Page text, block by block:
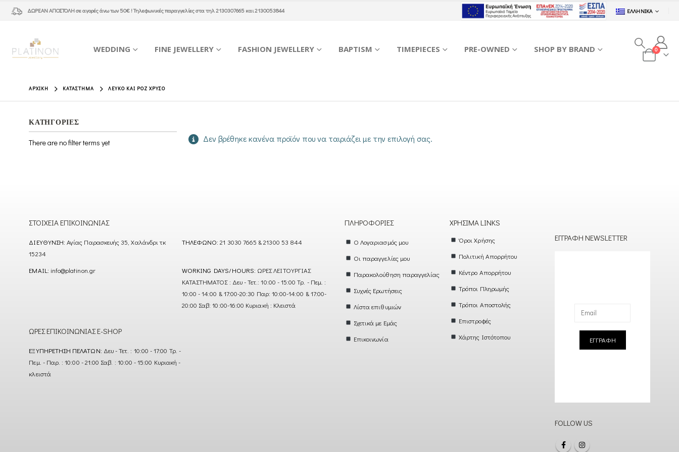
ΔΩΡΕΑΝ ΑΠΟΣΤΟΛΗσε αγορές άνω των 50€ ! Τηλεφωνικές παραγγελίες στα τηλ2130307665 και2130053844 ΕΛΛΗΝΙΚΆ
WEDDING FINE JEWELLERY FASHION JEWELLERY BAPTISM TIMEPIECES PRE-OWNED SHOP BY BRAND 0
ΑΡΧΙΚΉ ΚΑΤΆΣΤΗΜΑ ΛΕΥΚΌ ΚΑΙ ΡΟΖ ΧΡΥΣΌ
Δεν βρέθηκε κανένα προϊόν που να ταιριάζει με την επιλογή σας.
ΚΑΤΗΓΟΡΙΕΣ
There are no filter terms yet
ΣΤΟΙΧΕΊΑ ΕΠΙΚΟΙΝΩΝΊΑΣ
ΔΙΕΎΘΥΝΣΗ: Αγίας Παρασκευής 35, Χαλάνδρι τκ
15234
ΤΗΛΈΦΩΝΟ: 21 3030 7665 & 21300 53 844
EMAIL: info@platinon.gr WORKING DAYS/HOURS: ΩΡΕΣ ΛΕΙΤΟΥΡΓΙΑΣ
ΚΑΤΑΣΤΗΜΑΤΟΣ : Δευ - Τετ.: 10:00 - 15:00 Τρ. - Πεμ. :
10:00 - 14:00 & 17:00-20:30 Παρ: 10:00-14:00 & 17:00-
20:00 Σαβ: 10:00-16:00 Κυριακή : Κλειστά
ΏΡΕΣ ΕΠΙΚΟΙΝΩΝΊΑΣ E-SHOP
ΕΞΥΠΗΡΈΤΗΣΗ ΠΕΛΑΤΏΝ: Δευ - Τετ. : 10:00 - 17:00 Τρ. -
Πεμ. - Παρ. : 10:00 - 21:00 Σαβ. : 10:00 - 15:00 Κυριακή -
κλειστά
ΠΛΗΡΟΦΟΡΊΕΣ
Ο Λογαριασμός μου
Οι παραγγελίες μου
Παρακολούθηση παραγγελίας
Συχνές Ερωτήσεις
Λίστα επιθυμιών
Σχετικά με Εμάς
Επικοινωνία
ΧΡΉΣΙΜΑ LINKS
Όροι Χρήσης
Πολιτική Απορρήτου
Κέντρο Απορρήτου
Τρόποι Πληρωμής
Τρόποι Αποστολής
Επιστροφές
Χάρτης Ιστότοπου
ΕΓΓΡΑΦΉ NEWSLETTER
ΕΓΓΡΑΦΗ
FOLLOW US